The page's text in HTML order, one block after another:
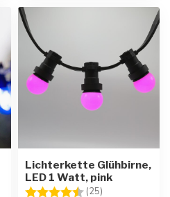
Lichterkette Glühbirne,
LED 1 Watt, pink
Bewertung:
(25)